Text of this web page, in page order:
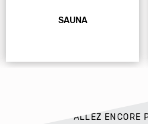
ANIMAUX ACCEPTÉS
ALLEZ ENCORE